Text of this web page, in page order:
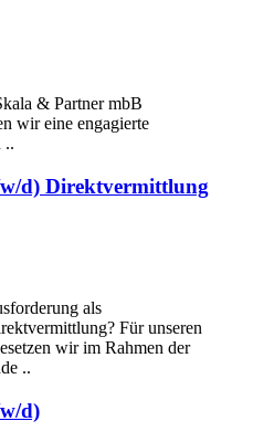
& Partner mbB
wir eine engagierte
..
w/d) Direktvermittlung
als
Für unseren
wir im Rahmen der
..
d)